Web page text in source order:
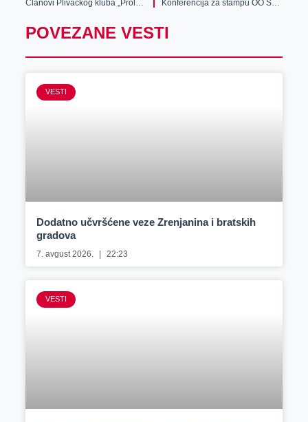
Konferencija za štampu OO SNS Kula: najgnusnija laž blokadera do sada, izmišljenom pucnjavom do političkih poena
POVEZANE VESTI
VESTI
Dodatno učvršćene veze Zrenjanina i bratskih
gradova
7. avgust 2026. 22:23
VESTI